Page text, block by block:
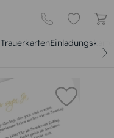
Trauerkarten